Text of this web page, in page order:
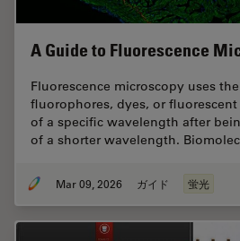
A Guide to Fluorescence
Fluorescence microscopy uses
fluorophores, dyes, or
of a specific wavelength after
of a shorter wavelength.
Mar 09, 2026 ガイド 蛍光